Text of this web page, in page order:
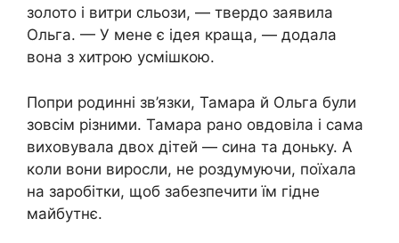
золото і витри сльози, — твердо заявила
Ольга. — У мене є ідея краща, — додала
вона з хитрою усмішкою.
Попри родинні зв’язки, Тамара й Ольга були
зовсім різними. Тамара рано овдовіла і сама
виховувала двох дітей — сина та доньку. А
коли вони виросли, не роздумуючи, поїхала
на заробітки, щоб забезпечити їм гідне
майбутнє.